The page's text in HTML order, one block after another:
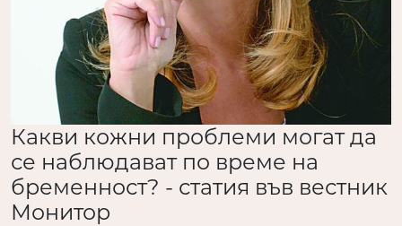
Какви кожни проблеми могат да
се наблюдават по време на
бременност? - статия във вестник
Монитор